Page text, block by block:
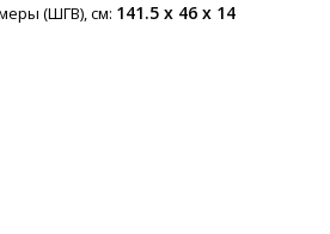
(ШГВ), см: 141.5 x 46 x 14